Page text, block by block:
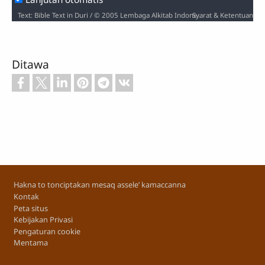
Text: Bible Text in Duri / © 2005 Lembaga Alkitab Indonesia www.alkitab.or.id/ / Audio: Audio recording of the Bible Text ℗ 2013 Hosanna / Video: Courtesy of LUMO Project Films
Syarat & Ketentuan
Ditawa
Footer
Hakna to tonciptakan mesaq assele’ kamaccanna
Kontak
Peta situs
Kebijakan Privasi
Pengaturan cookie
Mentama